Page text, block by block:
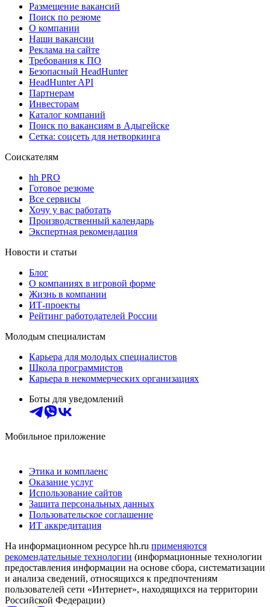
Размещение вакансий
Поиск по резюме
О компании
Наши вакансии
Реклама на сайте
Требования к ПО
Безопасный HeadHunter
HeadHunter API
Партнерам
Инвесторам
Каталог компаний
Поиск по вакансиям в Адыгейске
Сетка: соцсеть для нетворкинга
Соискателям
hh PRO
Готовое резюме
Все сервисы
Хочу у вас работать
Производственный календарь
Экспертная рекомендация
Новости и статьи
Блог
О компаниях в игровой форме
Жизнь в компании
ИТ-проекты
Рейтинг работодателей России
Молодым специалистам
Карьера для молодых специалистов
Школа программистов
Карьера в некоммерческих организациях
Боты для уведомлений
Мобильное приложение
Этика и комплаенс
Оказание услуг
Использование сайтов
Защита персональных данных
Пользовательское соглашение
ИТ аккредитация
На информационном ресурсе hh.ru применяются
рекомендательные технологии (информационные технологии
предоставления информации на основе сбора, систематизации
и анализа сведений, относящихся к предпочтениям
пользователей сети «Интернет», находящихся на территории
Российской Федерации)